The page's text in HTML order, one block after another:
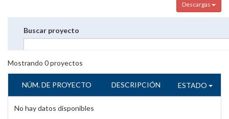
Descargas
Buscar proyecto
Mostrando 0proyectos
NÚM. DE PROYECTO DESCRIPCIÓN ESTADO
No hay datos disponibles